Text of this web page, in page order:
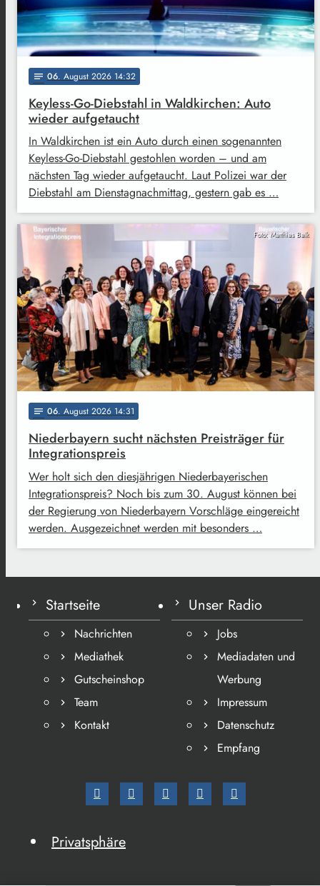
notes 06. August 2026 14:32
Keyless-Go-Diebstahl in Waldkirchen: Auto
wieder aufgetaucht
In Waldkirchen ist ein Auto durch einen sogenannten
Keyless-Go-Diebstahl gestohlen worden – und am
nächsten Tag wieder aufgetaucht. Laut Polizei war der
Diebstahl am Dienstagnachmittag, gestern gab es …
Foto: Matthias Balk
notes 06. August 2026 14:31
Niederbayern sucht nächsten Preisträger für
Integrationspreis
Wer holt sich den diesjährigen Niederbayerischen
Integrationspreis? Noch bis zum 30. August können bei
der Regierung von Niederbayern Vorschläge eingereicht
werden. Ausgezeichnet werden mit besonders …
Startseite
Nachrichten
Mediathek
Gutscheinshop
Team
Kontakt
Unser Radio
Jobs
Mediadaten und
Werbung
Impressum
Datenschutz
Empfang
Privatsphäre